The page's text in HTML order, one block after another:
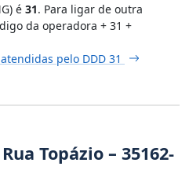
é 31. Para ligar de outra
da operadora + 31 +
pelo DDD 31
Topázio – 35162-